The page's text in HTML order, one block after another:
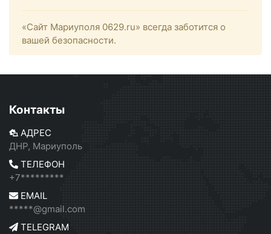
«Сайт Мариуполя 0629.ru» всегда заботится о
вашей безопасности.
Контакты
АДРЕС
ДНР, Мариуполь
ТЕЛЕФОН
+7*********
EMAIL
*****@gmail.com
TELEGRAM